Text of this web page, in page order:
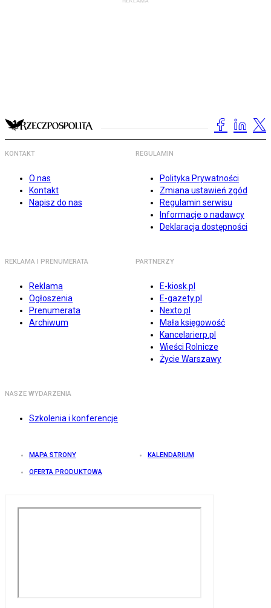
KONTAKT
O nas
Kontakt
Napisz do nas
REGULAMIN
Polityka Prywatności
Zmiana ustawień zgód
Regulamin serwisu
Informacje o nadawcy
Deklaracja dostępności
REKLAMA I PRENUMERATA
Reklama
Ogłoszenia
Prenumerata
Archiwum
PARTNERZY
E-kiosk.pl
E-gazety.pl
Nexto.pl
Mała księgowość
Kancelarierp.pl
Wieści Rolnicze
Życie Warszawy
NASZE WYDARZENIA
Szkolenia i konferencje
MAPA STRONY KALENDARIUM
OFERTA PRODUKTOWA